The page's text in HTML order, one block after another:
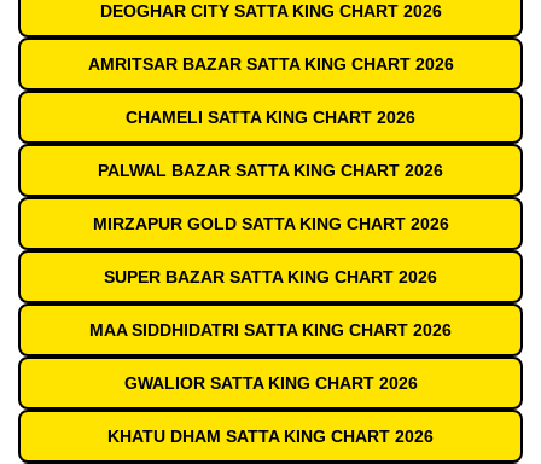
DEOGHAR CITY SATTA KING CHART 2026
AMRITSAR BAZAR SATTA KING CHART 2026
CHAMELI SATTA KING CHART 2026
PALWAL BAZAR SATTA KING CHART 2026
MIRZAPUR GOLD SATTA KING CHART 2026
SUPER BAZAR SATTA KING CHART 2026
MAA SIDDHIDATRI SATTA KING CHART 2026
GWALIOR SATTA KING CHART 2026
KHATU DHAM SATTA KING CHART 2026